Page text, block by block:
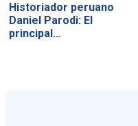
Historiador peruano
Daniel Parodi: El
principal…